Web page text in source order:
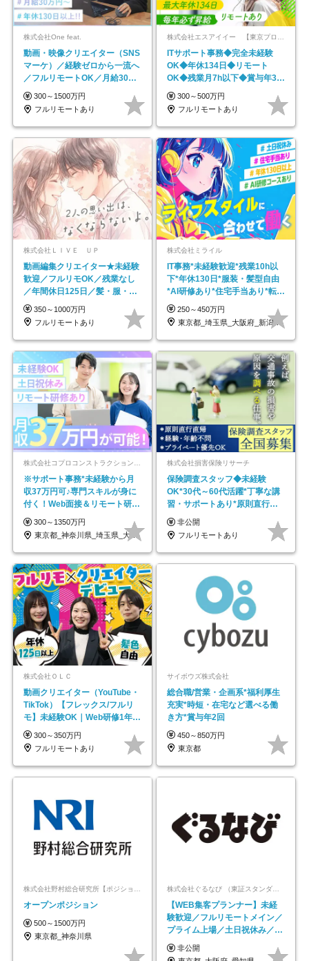
株式会社One feat.
動画・映像クリエイター（SNS
マーケ）／経験ゼロから一流へ
／フルリモートOK／月給30万
円～／年休130日以上
300～1500万円
フルリモートあり
ITサポート事務◆完全未経験
OK◆年休134日◆リモート
OK◆残業月7h以下◆賞与年3回
◆5年目まで必ず昇給
300～500万円
フルリモートあり
株式会社ＬＩＶＥ ＵＰ
動画編集クリエイター★未経験
歓迎／フルリモOK／残業なし
／年間休日125日／髪・服・ネ
イル自由／研修充実で安心
350～1000万円
フルリモートあり
株式会社ミライル
IT事務*未経験歓迎*残業10h以
下*年休130日*服装・髪型自由
*AI研修あり*住宅手当あり*転勤
なし
250～450万円
東京都_埼玉県_大阪府_新潟県_福岡県
※サポート事務*未経験から月
収37万円可♪専門スキルが身に
付く！Web面接＆リモート研修
も充実♪/a
300～1350万円
東京都_神奈川県_埼玉県_大阪府_愛知県…
株式会社損害保険リサーチ
保険調査スタッフ◆未経験
OK*30代～60代活躍*丁寧な講
習・サポートあり*原則直行直
帰／全国募集・業務委託
非公開
フルリモートあり
株式会社ＯＬＣ
動画クリエイター（YouTube・
TikTok）【フレックス/フルリ
モ】未経験OK｜Web研修1年間
｜副業OK
300～350万円
フルリモートあり
サイボウズ株式会社
総合職/営業・企画系*福利厚生
充実*時短・在宅など選べる働
き方*賞与年2回
450～850万円
東京都
オープンポジション
500～1500万円
東京都_神奈川県
株式会社ぐるなび （東証スタンダード上場）
【WEB集客プランナー】未経
験歓迎／フルリモートメイン／
プライム上場／土日祝休み／東
京・大阪・名古屋
非公開